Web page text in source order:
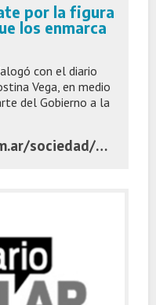
por la figura
los enmarca
con el diario
Vega, en medio
del Gobierno a la
https://www.cronica.com.ar/sociedad/ni-una-menos-el-debate-por-la-figura-del-femicidio-la-ley-que-los-enmarca-y-sus-alcances/